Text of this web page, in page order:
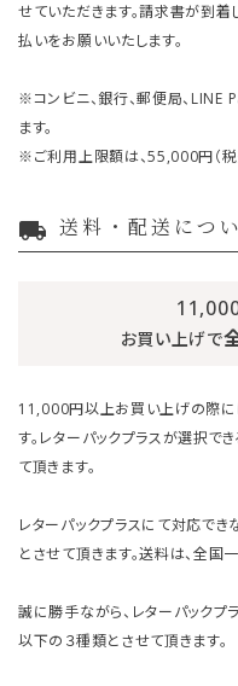
せていただきます。請求書が到
払いをお願いいたします。
※コンビニ、銀行、郵便局、LINE
ます。
※ご利用上限額は、55,000円（税
local_shipping 送料・配送につ
お買い上げで
11,000円以上お買い上げの際に
す。レターパックプラスが選択で
て頂きます。
レターパックプラスにて対応で
とさせて頂きます。送料は、全国
誠に勝手ながら、レターパック
以下の３種類とさせて頂きます。